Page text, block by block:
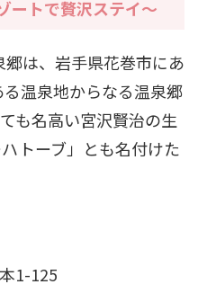
ートで贅沢ステイ～
郷は、岩手県花巻市にあ
温泉地からなる温泉郷
も名高い宮沢賢治の生
トーブ」とも名付けた
1-125